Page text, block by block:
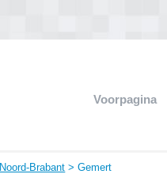
Voorpagina
Noord-Brabant > Gemert